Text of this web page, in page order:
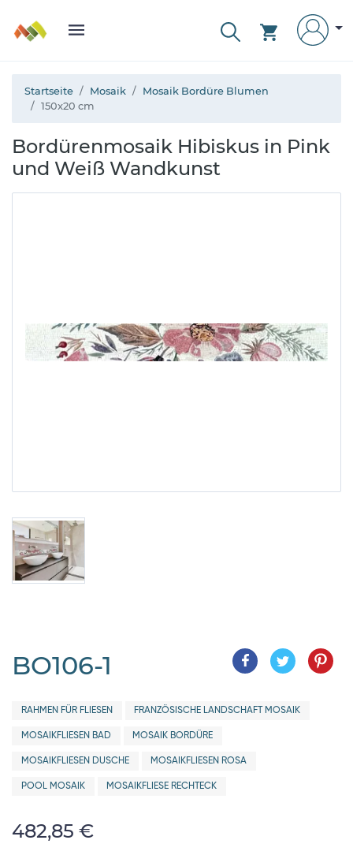
Startseite Mosaik
Mosaik Bordüre Blumen
150x20 cm
Bordürenmosaik Hibiskus in Pink
und Weiß Wandkunst
BO106-1
RAHMEN FÜR FLIESEN FRANZÖSISCHE LANDSCHAFT MOSAIK
MOSAIKFLIESEN BAD MOSAIK BORDÜRE
MOSAIKFLIESEN DUSCHE MOSAIKFLIESEN ROSA
POOL MOSAIK MOSAIKFLIESE RECHTECK
482,85 €